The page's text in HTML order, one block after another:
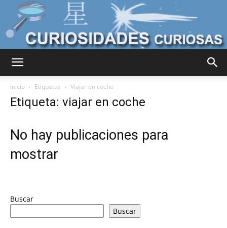
Mundo
Inicio Etiquetas Viajar en coche
Etiqueta: viajar en coche
No hay publicaciones para
mostrar
Buscar
Buscar